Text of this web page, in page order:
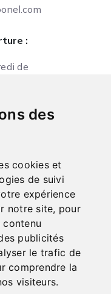
des
cookies et
de suivi
expérience
notre site, pour
contenu
publicités
le trafic de
comprendre la
visiteurs.
:
de
à 18h
ventes
|
| Cookies